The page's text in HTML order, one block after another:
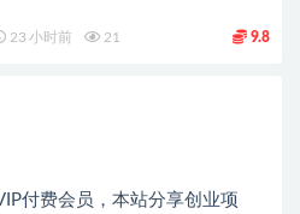
23 小时前 21 9.8
付费会员，本站分享创业项